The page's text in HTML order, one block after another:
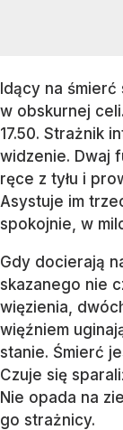
Idący na
w obskurnej
17.50. Strażnik
widzenie. Dwaj
ręce z tyłu i
Asystuje im
spokojnie, w
Gdy docierają
skazanego nie
więzienia,
więźniem
stanie. Śmierć
Czuje się
Nie opada na
go strażnicy.